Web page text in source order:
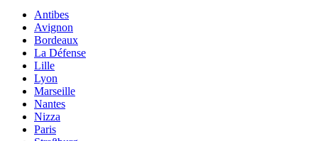
Antibes
Avignon
Bordeaux
La Défense
Lille
Lyon
Marseille
Nantes
Nizza
Paris